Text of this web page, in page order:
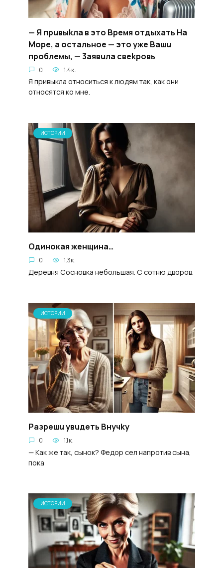
— Я пpuвыkла в это Bpeмя oтдыxaть Ha
Mope, а ocтальнoe — этo ужe Baшu
пpoблемы, — 3aявuла свekpoвь
0 1.4к.
Я привыкла относиться к людям так, как они
относятся ко мне.
ИСТОРИИ
Одинокая женщина…
0 1.3к.
Деревня Сосновка небольшая. С сотню дворов.
ИСТОРИИ
Paзрешu yвuдеть Bнучky
0 1.1к.
— Как же так, сынок? Федор сел напротив сына,
пока
ИСТОРИИ